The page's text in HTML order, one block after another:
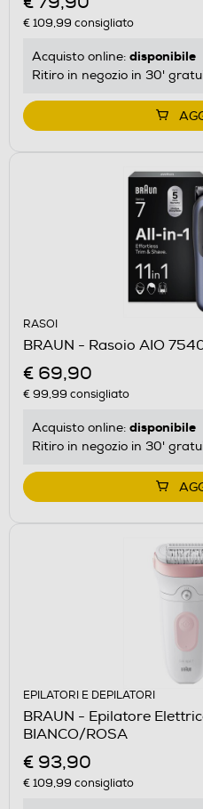
€ 109,99 consigliato
Acquisto online: disponibile
Ritiro in negozio in 30'
RASOI
BRAUN - Rasoio AIO
€ 69,90
€ 99,99 consigliato
Acquisto online: disponibile
Ritiro in negozio in 30'
EPILATORI E DEPILATORI
BRAUN - Epilatore
BIANCO/ROSA
€ 93,90
€ 109,99 consigliato